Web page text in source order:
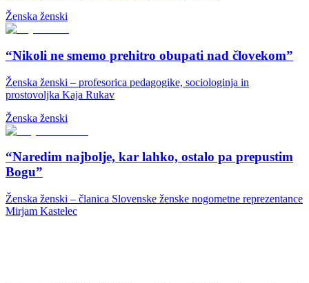
Ženska ženski
“Nikoli ne smemo prehitro obupati nad človekom”
Ženska ženski – profesorica pedagogike, sociologinja in
prostovoljka Kaja Rukav
Ženska ženski
“Naredim najbolje, kar lahko, ostalo pa prepustim
Bogu”
Ženska ženski – članica Slovenske ženske nogometne reprezentance
Mirjam Kastelec